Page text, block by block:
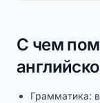
С чем
Грамматика: